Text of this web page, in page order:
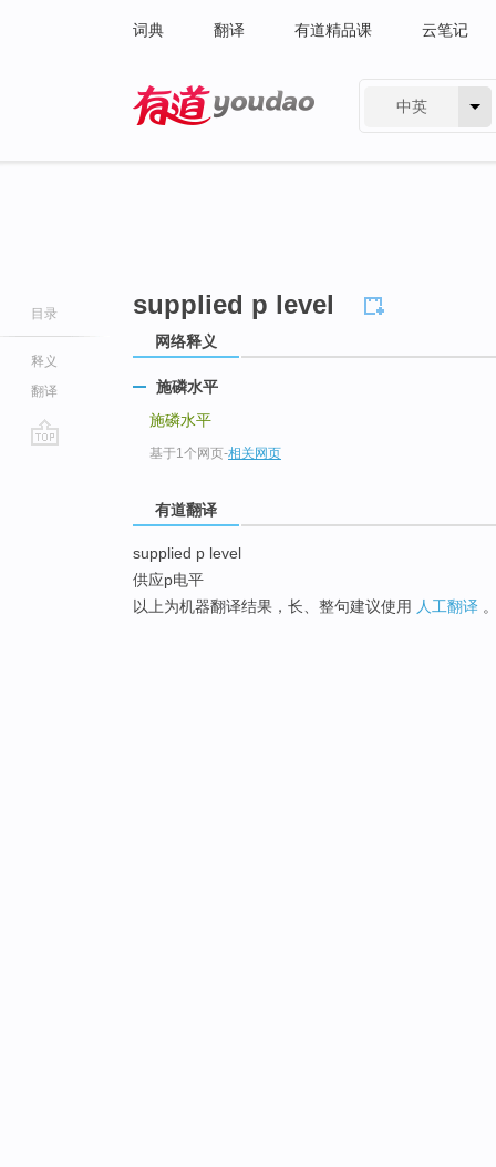
词典 翻译 有道精品课 云笔记
中英
目录
释义
翻译
supplied p level
网络释义
施磷水平
施磷水平
基于1个网页-相关网页
有道翻译
supplied p level
供应p电平
以上为机器翻译结果，长、整句建议使用 人工翻译